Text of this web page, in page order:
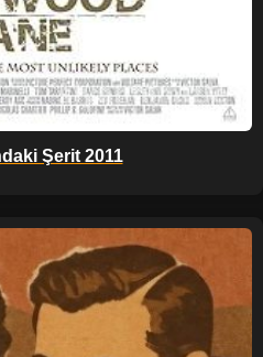
Şerit 2011